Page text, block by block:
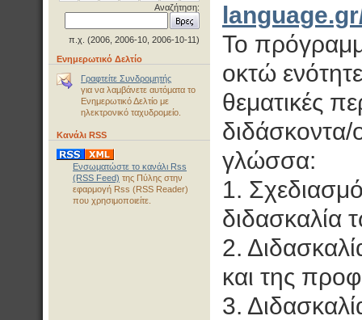
Αναζήτηση:
π.χ. (2006, 2006-10, 2006-10-11)
Ενημερωτικό Δελτίο
Γραφτείτε Συνδρομητής
για να λαμβάνετε αυτόματα το
Ενημερωτικό Δελτίο με
ηλεκτρονικό ταχυδρομείο.
Κανάλι RSS
Ενσωματώστε το κανάλι Rss
(RSS Feed) της Πύλης στην
εφαρμογή Rss (RSS Reader)
που χρησιμοποιείτε.
Το
οκτώ
θεματικές
διδάσκοντα/
γλώσσα:
1.
διδασκαλία
2.
και της
3.